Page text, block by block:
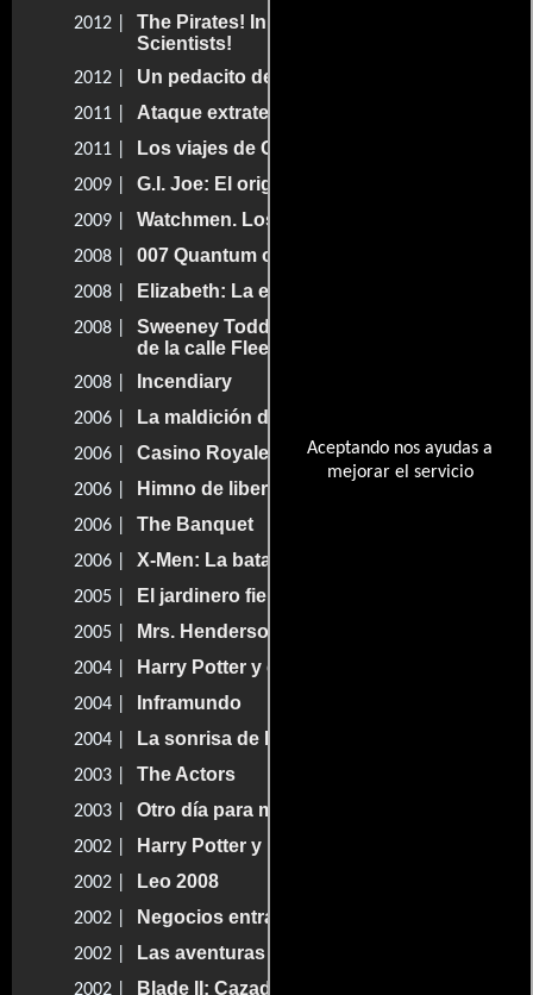
Aceptando nos ayudas a
mejorar el servicio
2012 |
The Pirates! In an Adventure with
Scientists!
2012 | Un pedacito de cielo
2011 | Ataque extraterrestre
2011 | Los viajes de Gulliver
2009 | G.I. Joe: El origen de Cobra
2009 | Watchmen. Los vigilantes
2008 | 007 Quantum of Solace
2008 | Elizabeth: La edad de oro
2008 |
Sweeney Todd: El barbero demoníaco
de la calle Fleet
2008 | Incendiary
2006 | La maldición de la flor dorada
2006 | Casino Royale
2006 | Himno de libertad
2006 | The Banquet
2006 | X-Men: La batalla final
2005 | El jardinero fiel
2005 | Mrs. Henderson presenta
2004 | Harry Potter y el prisionero de Azkaban
2004 | Inframundo
2004 | La sonrisa de Mona Lisa
2003 | The Actors
2003 | Otro día para morir
2002 | Harry Potter y la cámara secreta
2002 | Leo 2008
2002 | Negocios entrañables
2002 | Las aventuras de Pluto Nash
2002 | Blade II: Cazador de vampiros